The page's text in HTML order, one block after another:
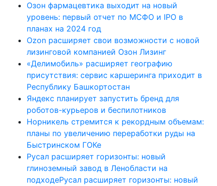
Озон фармацевтика выходит на новый
уровень: первый отчет по МСФО и IPO в
планах на 2024 год
Ozon расширяет свои возможности с новой
лизинговой компанией Озон Лизинг
«Делимобиль» расширяет географию
присутствия: сервис каршеринга приходит в
Республику Башкортостан
Яндекс планирует запустить бренд для
роботов-курьеров и беспилотников
Норникель стремится к рекордным объемам:
планы по увеличению переработки руды на
Быстринском ГОКе
Русал расширяет горизонты: новый
глиноземный завод в Ленобласти на
подходеРусал расширяет горизонты: новый